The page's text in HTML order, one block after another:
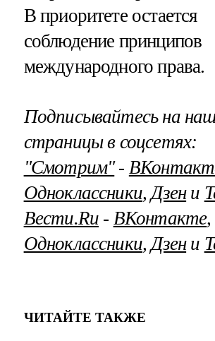
В приоритете остается
соблюдение принципов
международного права.
Подписывайтесь на
страницы в соцсетях:
"Смотрим"‐
Одноклассники,Дзени
Вести.Ru ‐ ВКонтакте,
Одноклассники,Дзени
ЧИТАЙТЕ ТАКЖЕ